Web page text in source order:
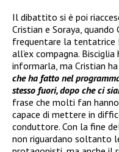
Il dibattito si è poi
Cristian e Soraya,
frequentare la tentatrice
all’ex compagna.
informarla, ma Cristian
che ha fatto nel
stesso fuori, dopo che ci
frase che molti fan
capace di mettere in
conduttore. Con la fine
non riguardano soltanto